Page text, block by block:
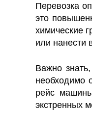
Перевозка
это
химические
или нанести
Важно
необходимо
рейс
экстренных